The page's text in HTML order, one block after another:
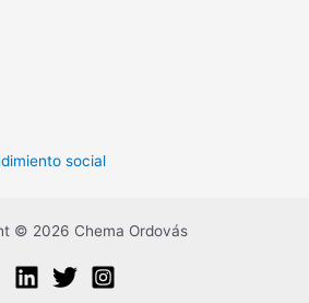
social
© 2026 Chema Ordovás